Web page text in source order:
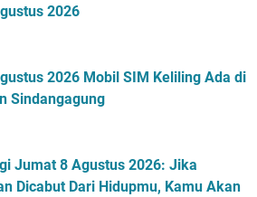
2026
2026 Mobil SIM Keliling Ada di
Sindangagung
Jumat 8 Agustus 2026: Jika
Dicabut Dari Hidupmu, Kamu Akan